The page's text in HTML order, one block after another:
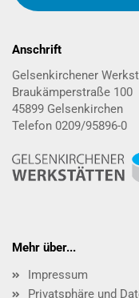
Anschrift
Gelsenkirchener
Braukämperstraße 100
45899 Gelsenkirchen
Telefon 0209/95896-0
Mehr über...
Impressum
Privatsphäre und